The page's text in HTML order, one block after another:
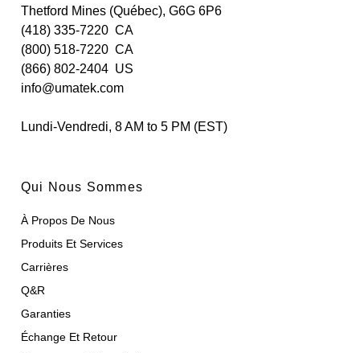
Thetford Mines (Québec), G6G 6P6
(418) 335-7220 CA
(800) 518-7220 CA
(866) 802-2404 US
info@umatek.com
Lundi-Vendredi, 8 AM to 5 PM (EST)
Qui Nous Sommes
À Propos De Nous
Produits Et Services
Carrières
Q&R
Garanties
Échange Et Retour